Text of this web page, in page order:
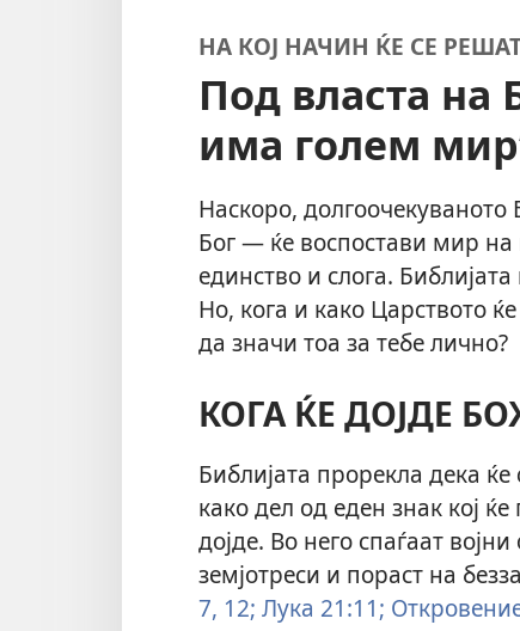
НА КОЈ НАЧИН ЌЕ СЕ
Под власта на
има голем
Наскоро,
Бог — ќе воспостави мир на
единство и слога.
Но, кога и како Царството
да значи тоа за тебе лично?
КОГА ЌЕ ДОЈДЕ
Библијата прорекла дека
како дел од еден знак кој
дојде. Во него спаѓаат
земјотреси и пораст на
7, 12; Лука 21:11;